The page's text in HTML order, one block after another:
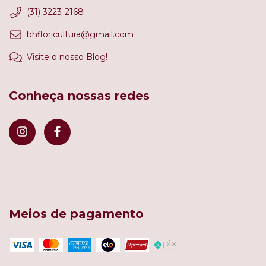
(31) 3223-2168
bhfloricultura@gmail.com
Visite o nosso Blog!
Conheça nossas redes
Meios de pagamento